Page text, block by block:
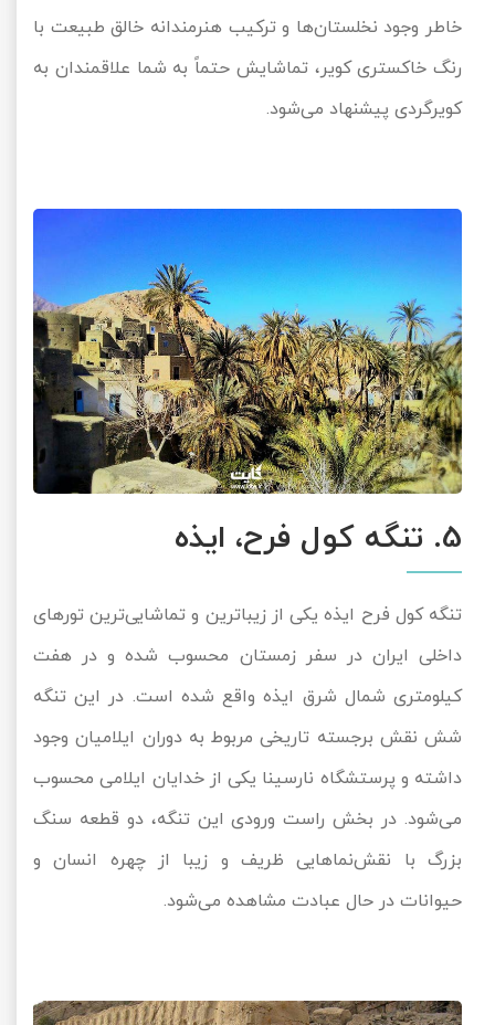
خاطر وجود نخلستان‌ها و ترکیب هنرمندانه خالق طبیعت با
رنگ خاکستری کویر، تماشایش حتماً به شما علاقمندان به
کویرگردی پیشنهاد می‌شود.
5. تنگه کول فرح، ایذه
تنگه کول فرح ایذه یکی از زیباترین و تماشایی‌ترین تورهای
داخلی ایران در سفر زمستان محسوب شده و در هفت
کیلومتری شمال شرق ایذه واقع شده است. در این تنگه
شش نقش برجسته تاریخی مربوط به دوران ایلامیان وجود
داشته و پرستشگاه نارسینا یکی از خدایان ایلامی محسوب
می‌شود. در بخش راست ورودی این تنگه، دو قطعه سنگ
بزرگ با نقش‌نماهایی ظریف و زیبا از چهره انسان و
حیوانات در حال عبادت مشاهده می‌شود.